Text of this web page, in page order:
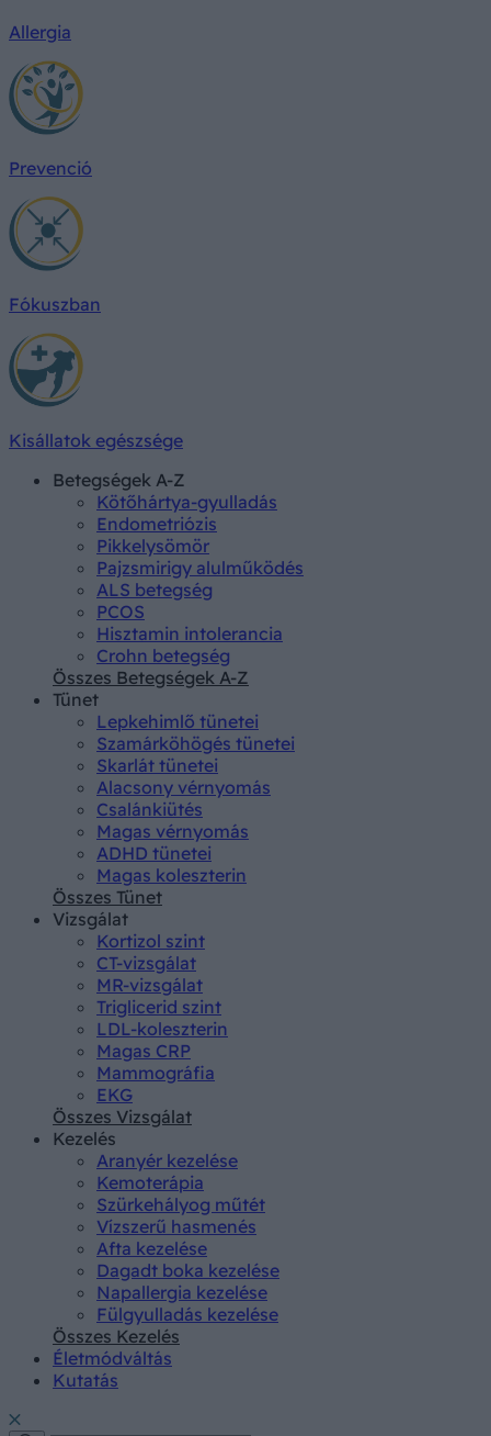
Allergia
Prevenció
Fókuszban
Kisállatok egészsége
Betegségek A-Z
Kötőhártya-gyulladás
Endometriózis
Pikkelysömör
Pajzsmirigy alulműködés
ALS betegség
PCOS
Hisztamin intolerancia
Crohn betegség
Összes Betegségek A-Z
Tünet
Lepkehimlő tünetei
Szamárköhögés tünetei
Skarlát tünetei
Alacsony vérnyomás
Csalánkiütés
Magas vérnyomás
ADHD tünetei
Magas koleszterin
Összes Tünet
Vizsgálat
Kortizol szint
CT-vizsgálat
MR-vizsgálat
Triglicerid szint
LDL-koleszterin
Magas CRP
Mammográfia
EKG
Összes Vizsgálat
Kezelés
Aranyér kezelése
Kemoterápia
Szürkehályog műtét
Vízszerű hasmenés
Afta kezelése
Dagadt boka kezelése
Napallergia kezelése
Fülgyulladás kezelése
Összes Kezelés
Életmódváltás
Kutatás